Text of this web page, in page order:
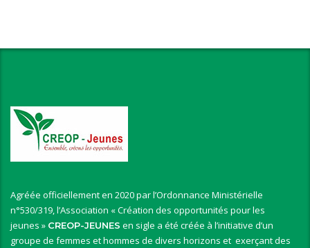
Agréée officiellement en 2020 par l’Ordonnance Ministérielle
n°530/319, l’Association « Création des opportunités pour les
jeunes » CREOP-JEUNES en sigle a été créée à l’initiative d’un
groupe de femmes et hommes de divers horizons et exerçant des